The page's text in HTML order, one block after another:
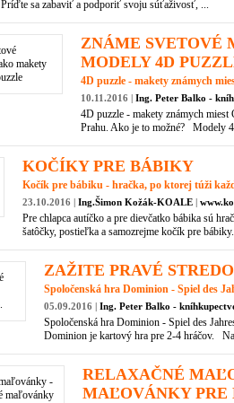
Príďte sa zabaviť a podporiť svoju súťaživosť, ...
ZNÁME SVETOVÉ
MODELY 4D
4D puzzle - makety známych
10.11.2016 | Ing. Peter Balko -
4D puzzle - makety známych
Prahu. Ako je to možné? Modely
KOČÍKY PRE BÁBIKY
Kočík pre bábiku - hračka, po ktorej túži
23.10.2016 | Ing.Šimon Kožák-KOALE |
Pre chlapca autíčko a pre dievčatko bábika sú
šatôčky, postieľka a samozrejme kočík pre
ZAŽITE PRAVÉ
Spoločenská hra Dominion - Spiel des
05.09.2016 | Ing. Peter Balko -
Spoločenská hra Dominion - Spiel des
Dominion je kartový hra pre 2-4 hráčov.
RELAXAČNÉ
MAĽOVÁNKY PRE